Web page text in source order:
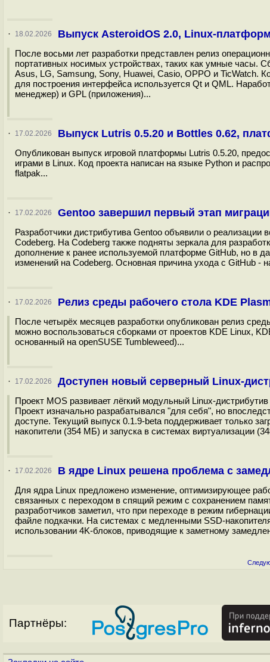
· 18.02.2026 Выпуск AsteroidOS 2.0, Linux-
После восьми лет разработки представлен релиз
портативных носимых устройствах, таких как умные часы.
Asus, LG, Samsung, Sony, Huawei, Casio, OPPO и TicWatch.
для построения интерфейса используется Qt и QML.
менеджер) и GPL (приложения)...
· 17.02.2026 Выпуск Lutris 0.5.20 и Bottles 0.62,
Опубликован выпуск игровой платформы Lutris 0.5.20,
играми в Linux. Код проекта написан на языке Python и
flatpak...
· 17.02.2026 Gentoo завершил первый этап
Разработчики дистрибутива Gentoo объявили о реализации
Codeberg. На Codeberg также подняты зеркала для
дополнение к ранее используемой платформе GitHub, но в
изменений на Codeberg. Основная причина ухода с GitHub -
· 17.02.2026 Релиз среды рабочего стола KDE
После четырёх месяцев разработки опубликован релиз
можно воспользоваться сборками от проектов KDE Linux,
основанный на openSUSE Tumbleweed)...
· 17.02.2026 Доступен новый серверный Linux-
Проект MOS развивает лёгкий модульный Linux-
Проект изначально разрабатывался "для себя", но
доступе. Текущий выпуск 0.1.9-beta поддерживает только
накопители (354 МБ) и запуска в системах виртуализации
· 17.02.2026 В ядре Linux решена проблема с
Для ядра Linux предложено изменение, оптимизирующее
связанных с переходом в спящий режим c сохранением
разработчиков заметил, что при переходе в режим
файле подкачки. На системах с медленными SSD-
использовании 4K-блоков, приводящие к заметному
Партнёры: